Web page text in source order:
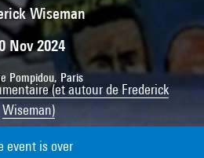
Wiseman
Nov 2024
Pompidou, Paris
(et autour de Frederick
Wiseman)
event is over